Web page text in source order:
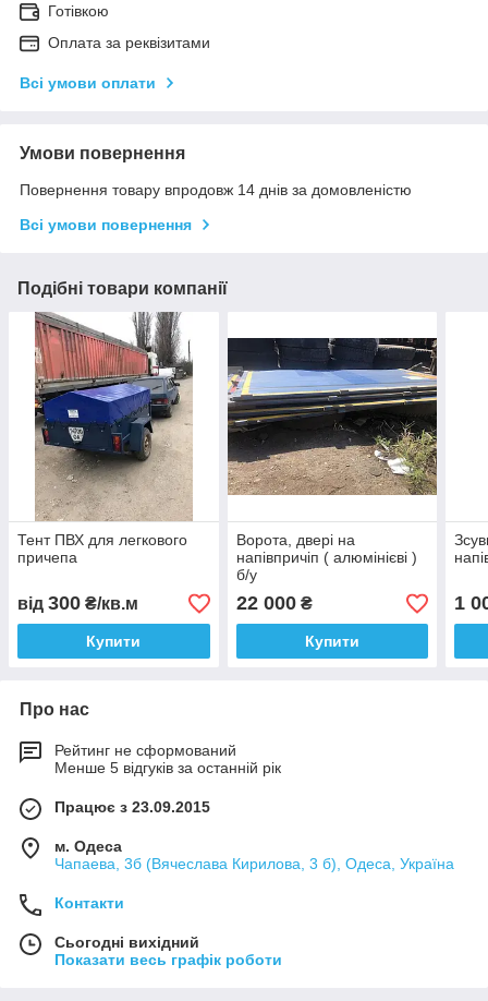
Готівкою
Оплата за реквізитами
Всі умови оплати
Умови повернення
Повернення товару впродовж 14 днів за домовленістю
Всі умови повернення
Подібні товари компанії
Тент ПВХ для легкового
причепа
від 300 ₴/кв.м
Купити
Ворота, двері на
напівпричіп ( алюмінієві )
б/у
22 000₴
Купити
1
Про нас
Рейтинг не сформований
Менше 5 відгуків за останній рік
Працює з 23.09.2015
м. Одеса
Чапаева, 3б (Вячеслава Кирилова, 3 б), Одеса, Україна
Контакти
Сьогодні вихідний
Показати весь графік роботи